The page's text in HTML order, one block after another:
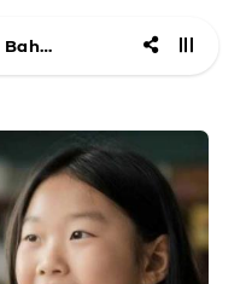
Program Belajar Bahasa Mandarin di Cenrin Pilihan Kursus untuk Semua Tingkatan